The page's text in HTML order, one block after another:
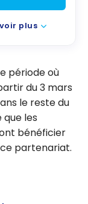
plus
période où
du 3 mars
le reste du
que les
bénéficier
partenariat.